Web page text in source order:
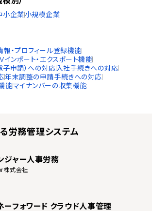
小企業小規模企業
・プロフィール登録機能
ンポート・エクスポート機能
申請）への対応入社手続きへの対応
年末調整の申請手続きへの対応
能マイナンバーの収集機能
労務管理システム
ジャー人事労務
株式会社
ーフォワード クラウド人事管理